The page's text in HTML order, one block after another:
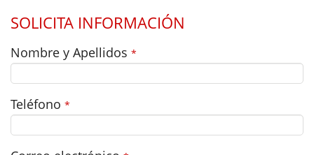
SOLICITA INFORMACIÓN
Nombre y Apellidos *
Teléfono *